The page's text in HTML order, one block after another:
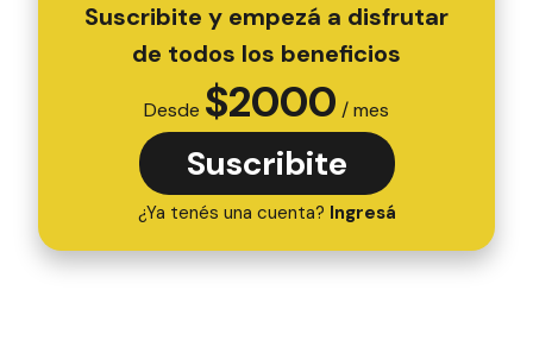
Suscribite y empezá a disfrutar
de todos los beneficios
Desde $2000 / mes
Suscribite
¿Ya tenés una cuenta? Ingresá